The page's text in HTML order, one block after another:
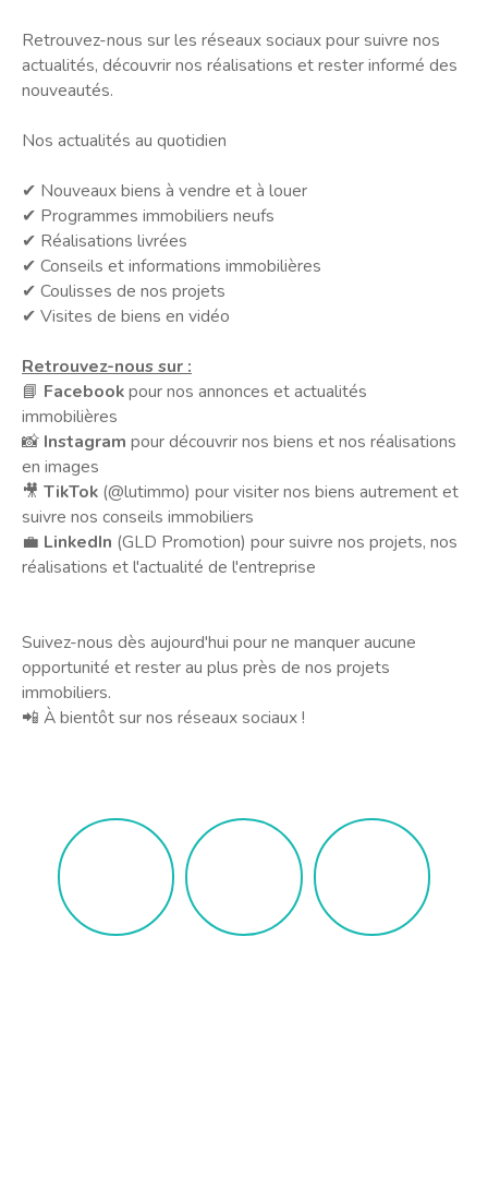
Retrouvez-nous sur les réseaux sociaux pour suivre nos
actualités, découvrir nos réalisations et rester informé des
nouveautés.
Nos actualités au quotidien
✔ Nouveaux biens à vendre et à louer
✔ Programmes immobiliers neufs
✔ Réalisations livrées
✔ Conseils et informations immobilières
✔ Coulisses de nos projets
✔ Visites de biens en vidéo
Retrouvez-nous sur :
📘 Facebookpour nos annonces et actualités
immobilières
📸 Instagram pour découvrir nos biens et nos réalisations
en images
🎥 TikTok (@lutimmo) pour visiter nos biens autrement et
suivre nos conseils immobiliers
💼 LinkedIn (GLD Promotion) pour suivre nos projets, nos
réalisations et l'actualité de l'entreprise
Suivez-nous dès aujourd'hui pour ne manquer aucune
opportunité et rester au plus près de nos projets
immobiliers.
📲 À bientôt sur nos réseaux sociaux !